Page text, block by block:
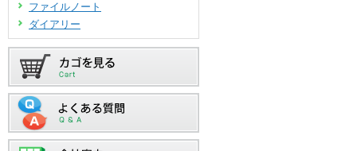
ファイルノート
ダイアリー